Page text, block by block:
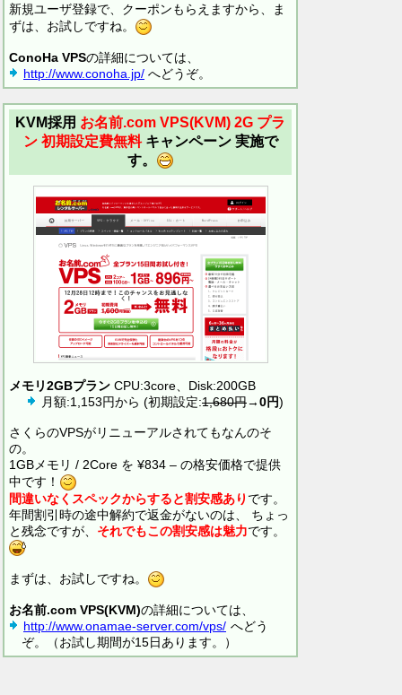
新規ユーザ登録で、クーポンもらえますから、ま
ずは、お試しですね。
ConoHa VPSの詳細については、
http://www.conoha.jp/ へどうぞ。
KVM採用 お名前.com VPS(KVM) 2G プラ
ン 初期設定費無料 キャンペーン 実施で
す。
メモリ2GBプラン CPU:3core、Disk:200GB
月額:1,153円から (初期設定:1,680円→0円)
さくらのVPSがリニューアルされてもなんのそ
の。
1GBメモリ / 2Core を ¥834 – の格安価格で提供
中です！
間違いなくスペックからすると割安感あり です。
年間割引時の途中解約で返金がないのは、 ちょっ
と残念ですが、 それでもこの割安感は魅力です。
まずは、お試しですね。
お名前.com VPS(KVM)の詳細については、
http://www.onamae-server.com/vps/ へどう
ぞ。（お試し期間が15日あります。）